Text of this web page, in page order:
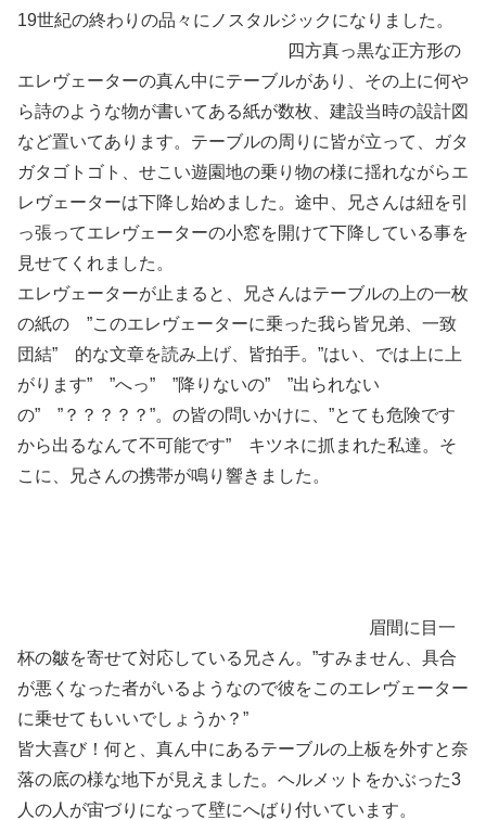
19世紀の終わりの品々にノスタルジックになりました。
四方真っ黒な正方形の
エレヴェーターの真ん中にテーブルがあり、その上に何や
ら詩のような物が書いてある紙が数枚、建設当時の設計図
など置いてあります。テーブルの周りに皆が立って、ガタ
ガタゴトゴト、せこい遊園地の乗り物の様に揺れながらエ
レヴェーターは下降し始めました。途中、兄さんは紐を引
っ張ってエレヴェーターの小窓を開けて下降している事を
見せてくれました。
エレヴェーターが止まると、兄さんはテーブルの上の一枚
の紙の ”このエレヴェーターに乗った我ら皆兄弟、一致
団結” 的な文章を読み上げ、皆拍手。”はい、では上に上
がります” ”へっ” ”降りないの” ”出られない
の” ”？？？？？”。の皆の問いかけに、”とても危険です
から出るなんて不可能です” キツネに抓まれた私達。そ
こに、兄さんの携帯が鳴り響きました。
眉間に目一
杯の皺を寄せて対応している兄さん。”すみません、具合
が悪くなった者がいるようなので彼をこのエレヴェーター
に乗せてもいいでしょうか？”
皆大喜び！何と、真ん中にあるテーブルの上板を外すと奈
落の底の様な地下が見えました。ヘルメットをかぶった3
人の人が宙づりになって壁にへばり付いています。